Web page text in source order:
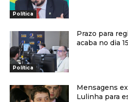
Política
Política
Prazo para
acaba no dia 15
Mensagens
Lulinha para